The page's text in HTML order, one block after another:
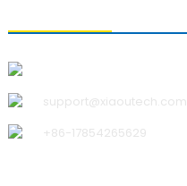
support@xiaoutech.com
+86-17854265629